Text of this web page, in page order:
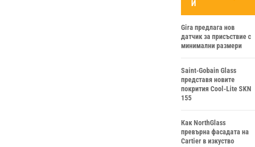
И
Gira предлага нов
датчик за присъствие с
минимални размери
Saint-Gobain Glass
представя новите
покрития Cool-Lite SKN
155
Как NorthGlass
превърна фасадата на
Cartier в изкуство